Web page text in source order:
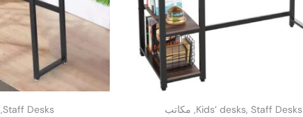
Kids’ desks, Staff Desks
, مكاتب Staff Desks
,